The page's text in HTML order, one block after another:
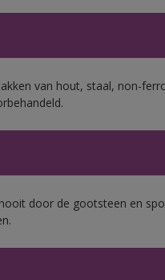
van hout, staal, non-
door de gootsteen en